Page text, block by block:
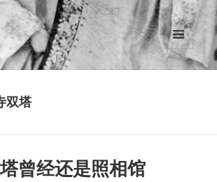
菜单和
挂件
双塔
曾经还是照相馆